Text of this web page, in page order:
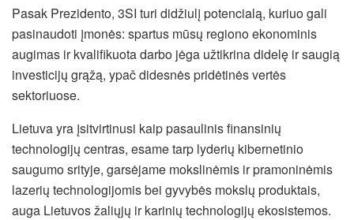
Pasak Prezidento, 3SI turi didžiulį potencialą, kuriuo gali
pasinaudoti įmonės: spartus mūsų regiono ekonominis
augimas ir kvalifikuota darbo jėga užtikrina didelę ir saugią
investicijų grąžą, ypač didesnės pridėtinės vertės
sektoriuose.
Lietuva yra įsitvirtinusi kaip pasaulinis finansinių
technologijų centras, esame tarp lyderių kibernetinio
saugumo srityje, garsėjame mokslinėmis ir pramoninėmis
lazerių technologijomis bei gyvybės mokslų produktais,
auga Lietuvos žaliųjų ir karinių technologijų ekosistemos.